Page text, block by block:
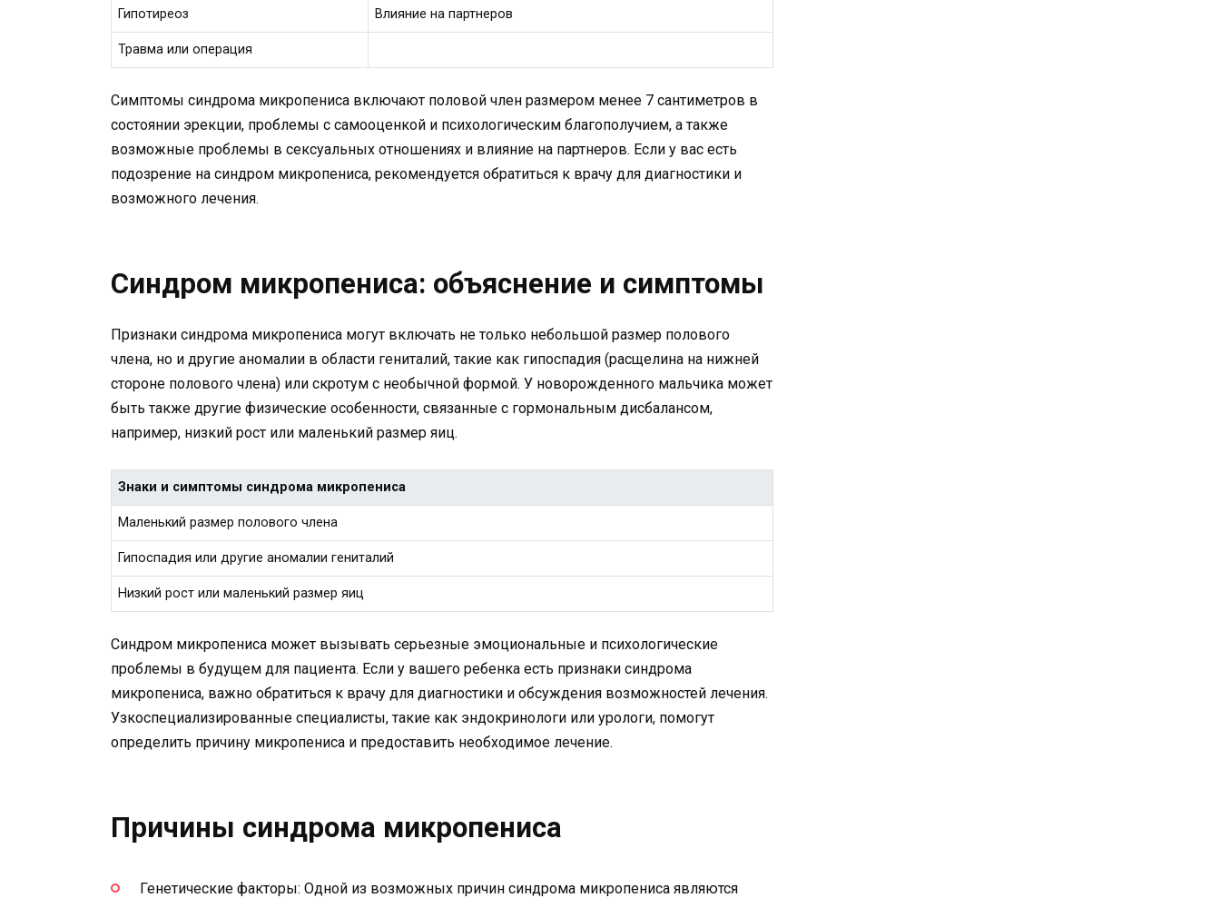
Гипотиреоз Влияние на партнеров
Травма или операция
Симптомы синдрома микропениса включают половой член размером менее 7 сантиметров в
состоянии эрекции, проблемы с самооценкой и психологическим благополучием, а также
возможные проблемы в сексуальных отношениях и влияние на партнеров. Если у вас есть
подозрение на синдром микропениса, рекомендуется обратиться к врачу для диагностики и
возможного лечения.
Синдром микропениса: объяснение и симптомы
Признаки синдрома микропениса могут включать не только небольшой размер полового
члена, но и другие аномалии в области гениталий, такие как гипоспадия (расщелина на нижней
стороне полового члена) или скротум с необычной формой. У новорожденного мальчика может
быть также другие физические особенности, связанные с гормональным дисбалансом,
например, низкий рост или маленький размер яиц.
Знаки и симптомы синдрома микропениса
Маленький размер полового члена
Гипоспадия или другие аномалии гениталий
Низкий рост или маленький размер яиц
Синдром микропениса может вызывать серьезные эмоциональные и психологические
проблемы в будущем для пациента. Если у вашего ребенка есть признаки синдрома
микропениса, важно обратиться к врачу для диагностики и обсуждения возможностей лечения.
Узкоспециализированные специалисты, такие как эндокринологи или урологи, помогут
определить причину микропениса и предоставить необходимое лечение.
Причины синдрома микропениса
Генетические факторы: Одной из возможных причин синдрома микропениса являются